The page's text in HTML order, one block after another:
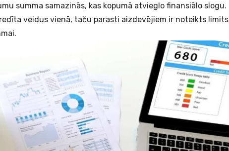
summa samazinās, kas kopumā atvieglo finansiālo slogu.
veidus vienā, taču parasti aizdevējiem ir noteikts limits